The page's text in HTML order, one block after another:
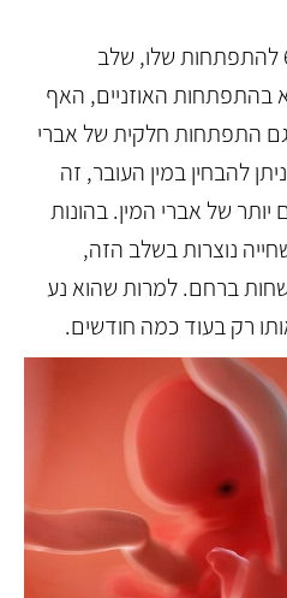
העובר שלך כבר בשבוע ה-6 להתפתחות שלו, שלב
האוזניים, האף
גם התפתחות חלקית של אברי
להבחין במין העובר, זה
של אברי המין. בהונות
נוצרות בשלב הזה,
ברחם. למרות שהוא נע
רק בעוד כמה חודשים.